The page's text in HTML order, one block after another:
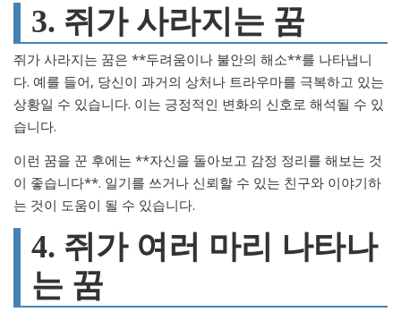
3. 쥐가 사라지는 꿈
쥐가 사라지는 꿈은 **두려움이나 불안의 해소**를 나타냅니
다. 예를 들어, 당신이 과거의 상처나 트라우마를 극복하고 있는
상황일 수 있습니다. 이는 긍정적인 변화의 신호로 해석될 수 있
습니다.
이런 꿈을 꾼 후에는 **자신을 돌아보고 감정 정리를 해보는 것
이 좋습니다**. 일기를 쓰거나 신뢰할 수 있는 친구와 이야기하
는 것이 도움이 될 수 있습니다.
4. 쥐가 여러 마리 나타나
는 꿈